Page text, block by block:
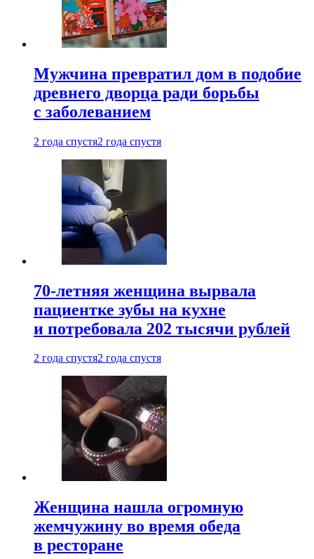
Мужчина превратил дом в подобие
древнего дворца ради борьбы
с заболеванием
2 года спустя2 года спустя
70-летняя женщина вырвала
пациентке зубы на кухне
и потребовала 202 тысячи рублей
2 года спустя2 года спустя
Женщина нашла огромную
жемчужину во время обеда
в ресторане